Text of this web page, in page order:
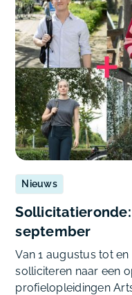
Nieuws
september
Van 1 augustus tot
solliciteren naar een
profielopleidingen